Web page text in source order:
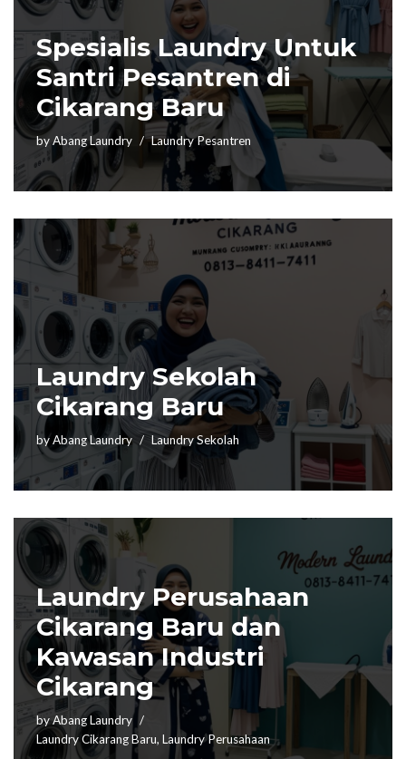
Spesialis Laundry Untuk
Santri Pesantren di
Cikarang Baru
byAbang Laundry Laundry Pesantren
Laundry Sekolah
Cikarang Baru
byAbang Laundry Laundry Sekolah
Laundry Perusahaan
Cikarang Baru dan
Kawasan Industri
Cikarang
byAbang Laundry
Laundry Cikarang Baru, Laundry Perusahaan